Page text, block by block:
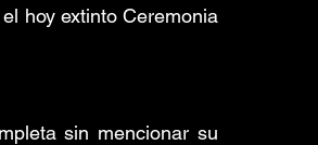
hoy extinto Ceremonia
sin mencionar su